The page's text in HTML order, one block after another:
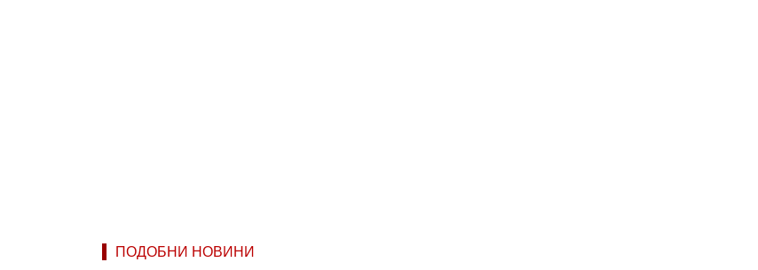
ПОДОБНИ НОВИНИ